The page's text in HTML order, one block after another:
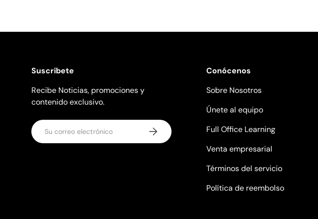
Suscribete
Recibe Noticias, promociones y
contenido exclusivo.
Correo electrónico Suscribirse
Conócenos
Sobre Nosotros
Únete al equipo
Full Office Learning
Venta empresarial
Términos del servicio
Política de reembolso